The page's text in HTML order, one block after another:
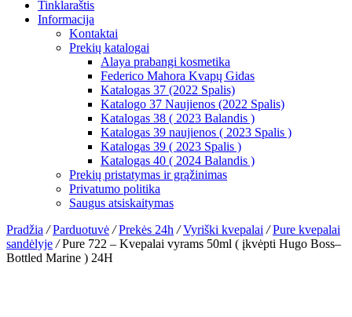
Tinklaraštis
Informacija
Kontaktai
Prekių katalogai
Alaya prabangi kosmetika
Federico Mahora Kvapų Gidas
Katalogas 37 (2022 Spalis)
Katalogo 37 Naujienos (2022 Spalis)
Katalogas 38 ( 2023 Balandis )
Katalogas 39 naujienos ( 2023 Spalis )
Katalogas 39 ( 2023 Spalis )
Katalogas 40 ( 2024 Balandis )
Prekių pristatymas ir grąžinimas
Privatumo politika
Saugus atsiskaitymas
Pradžia / Parduotuvė / Prekės 24h / Vyriški kvepalai / Pure kvepalai
sandėlyje /Pure 722 – Kvepalai vyrams 50ml ( įkvėpti Hugo Boss–
Bottled Marine ) 24H